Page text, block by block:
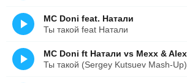
MC Doni feat. Натали
Ты такой feat Натали
Ты такой (Sergey Kutsuev Mash-Up)